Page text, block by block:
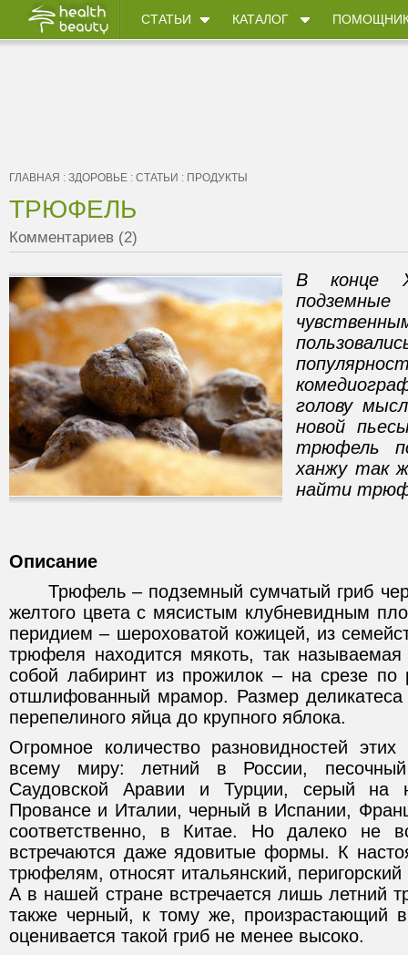
СТАТЬИ КАТАЛОГ
ГЛАВНАЯ : ЗДОРОВЬЕ : СТАТЬИ : ПРОДУКТЫ
ТРЮФЕЛЬ
Комментариев (2)
В конце
голову
новой
трюфель
ханжу так
найти
Описание
Трюфель – подземный сумчатый гриб
желтого цвета с мясистым клубневидным
перидием – шероховатой кожицей, из
трюфеля находится мякоть, так
собой лабиринт из прожилок – на срезе по
отшлифованный мрамор. Размер деликатеса
перепелиного яйца до крупного яблока.
Огромное количество разновидностей этих
всему миру: летний в России,
Саудовской Аравии и Турции, серый
Провансе и Италии, черный в Испании,
соответственно, в Китае. Но далеко не
встречаются даже ядовитые формы. К
трюфелям, относят итальянский,
А в нашей стране встречается лишь летний
также черный, к тому же, произрастающий
оценивается такой гриб не менее высоко.